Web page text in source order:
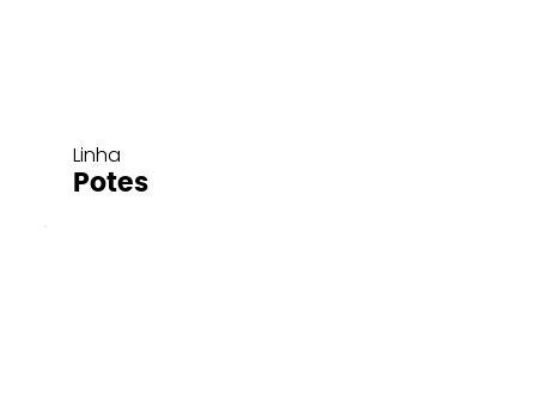
Linha
Potes